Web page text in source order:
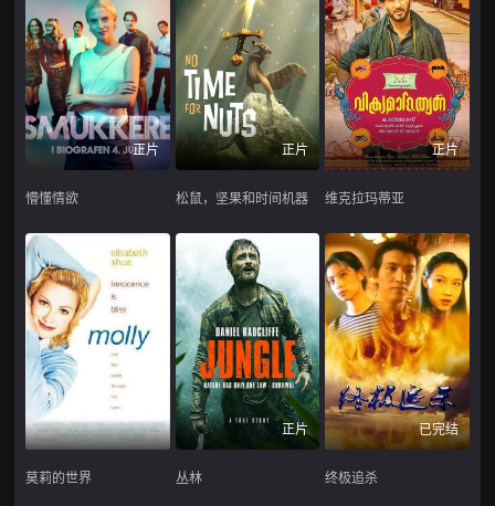
正片
懵懂情欲
正片
松鼠，坚果和时间机器
正片
维克拉玛蒂亚
莫莉的世界
正片
丛林
已完结
终极追杀